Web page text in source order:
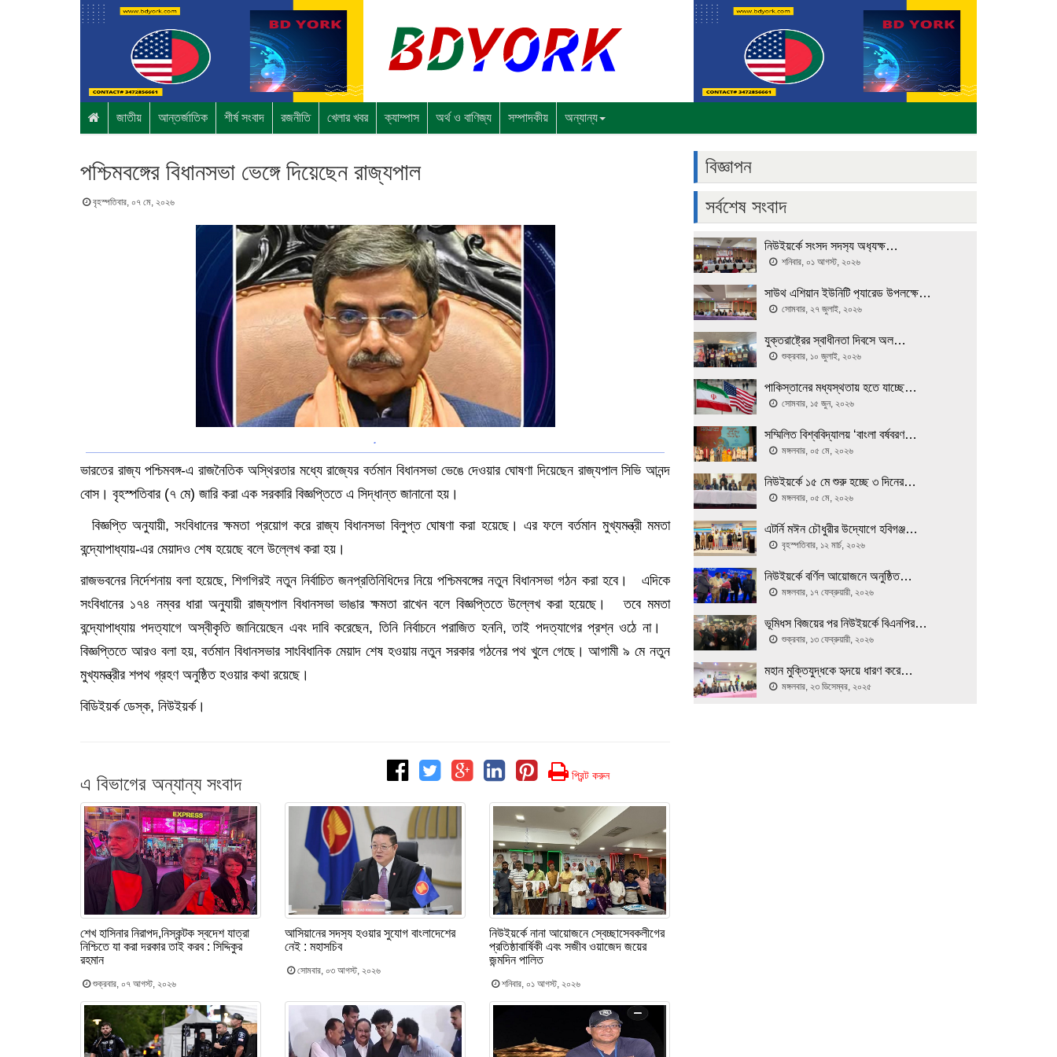
জাতীয় আন্তর্জাতিক শীর্ষ সংবাদ রজনীতি খেলার খবর ক্যাম্পাস অর্থ ও বাণিজ্য সম্পাদকীয় অন্যান্য
পশ্চিমবঙ্গের বিধানসভা ভেঙ্গে দিয়েছেন রাজ্যপাল
বৃহস্পতিবার, ০৭ মে, ২০২৬
.
ভারতের রাজ্য পশ্চিমবঙ্গ-এ রাজনৈতিক অস্থিরতার মধ্যে রাজ্যের বর্তমান বিধানসভা ভেঙে দেওয়ার ঘোষণা দিয়েছেন রাজ্যপাল সিভি আনন্দ
বোস। বৃহস্পতিবার (৭ মে) জারি করা এক সরকারি বিজ্ঞপ্তিতে এ সিদ্ধান্ত জানানো হয়।
বিজ্ঞপ্তি অনুযায়ী, সংবিধানের ক্ষমতা প্রয়োগ করে রাজ্য বিধানসভা বিলুপ্ত ঘোষণা করা হয়েছে। এর ফলে বর্তমান মুখ্যমন্ত্রী মমতা
বন্দ্যোপাধ্যায়-এর মেয়াদও শেষ হয়েছে বলে উল্লেখ করা হয়।
রাজভবনের নির্দেশনায় বলা হয়েছে, শিগগিরই নতুন নির্বাচিত জনপ্রতিনিধিদের নিয়ে পশ্চিমবঙ্গের নতুন বিধানসভা গঠন করা হবে। এদিকে
সংবিধানের ১৭৪ নম্বর ধারা অনুযায়ী রাজ্যপাল বিধানসভা ভাঙার ক্ষমতা রাখেন বলে বিজ্ঞপ্তিতে উল্লেখ করা হয়েছে। তবে মমতা
বন্দ্যোপাধ্যায় পদত্যাগে অস্বীকৃতি জানিয়েছেন এবং দাবি করেছেন, তিনি নির্বাচনে পরাজিত হননি, তাই পদত্যাগের প্রশ্ন ওঠে না।
বিজ্ঞপ্তিতে আরও বলা হয়, বর্তমান বিধানসভার সাংবিধানিক মেয়াদ শেষ হওয়ায় নতুন সরকার গঠনের পথ খুলে গেছে। আগামী ৯ মে নতুন
মুখ্যমন্ত্রীর শপথ গ্রহণ অনুষ্ঠিত হওয়ার কথা রয়েছে।
বিডিইয়র্ক ডেস্ক, নিউইয়র্ক।
এ বিভাগের অন্যান্য সংবাদ প্রিন্ট করুন
শেখ হাসিনার নিরাপদ,নিস্কন্টক স্বদেশ যাত্রা
নিশ্চিতে যা করা দরকার তাই করব : সিদ্দিকুর
রহমান
শুক্রবার, ০৭ আগস্ট, ২০২৬
আসিয়ানের সদস‍্য হওয়ার সুযোগ বাংলাদেশের
নেই : মহাসচিব
সোমবার, ০৩ আগস্ট, ২০২৬
নিউইয়র্কে নানা আয়োজনে স্বেচ্ছাসেবকলীগের
প্রতিষ্ঠাবার্ষিকী এবং সজীব ওয়াজেদ জয়ের
জন্মদিন পালিত
শনিবার, ০১ আগস্ট, ২০২৬
বিজ্ঞাপন
সর্বশেষ সংবাদ
নিউইয়র্কে সংসদ সদস‍্য অধ‍্যক্ষ…
শনিবার, ০১ আগস্ট, ২০২৬
সাউথ এশিয়ান ইউনিটি প‍্যারেড উপলক্ষে…
সোমবার, ২৭ জুলাই, ২০২৬
যুক্তরাষ্ট্রের স্বাধীনতা দিবসে অল…
শুক্রবার, ১০ জুলাই, ২০২৬
পাকিস্তানের মধ্যস্থতায় হতে যাচ্ছে…
সোমবার, ১৫ জুন, ২০২৬
সম্মিলিত বিশ্ববিদ্যালয় ‘বাংলা বর্ষবরণ…
মঙ্গলবার, ০৫ মে, ২০২৬
নিউইয়র্কে ১৫ মে শুরু হচ্ছে ৩ দিনের…
মঙ্গলবার, ০৫ মে, ২০২৬
এটর্নি মঈন চৌধুরীর উদ্যোগে হবিগঞ্জ…
বৃহস্পতিবার, ১২ মার্চ, ২০২৬
নিউইয়র্কে বর্ণিল আয়োজনে অনুষ্ঠিত…
মঙ্গলবার, ১৭ ফেব্রুয়ারী, ২০২৬
ভূমিধস বিজয়ের পর নিউইয়র্কে বিএনপির…
শুক্রবার, ১৩ ফেব্রুয়ারী, ২০২৬
মহান মুক্তিযুদ্ধকে হৃদয়ে ধারণ করে…
মঙ্গলবার, ২৩ ডিসেম্বর, ২০২৫